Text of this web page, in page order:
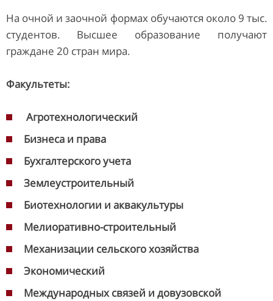
На очной и заочной формах обучаются около 9 тыс.
студентов. Высшее образование получают
граждане 20 стран мира.
Факультеты:
Агротехнологический
Бизнеса и права
Бухгалтерского учета
Землеустроительный
Биотехнологии и аквакультуры
Мелиоративно-строительный
Механизации сельского хозяйства
Экономический
Международных связей и довузовской